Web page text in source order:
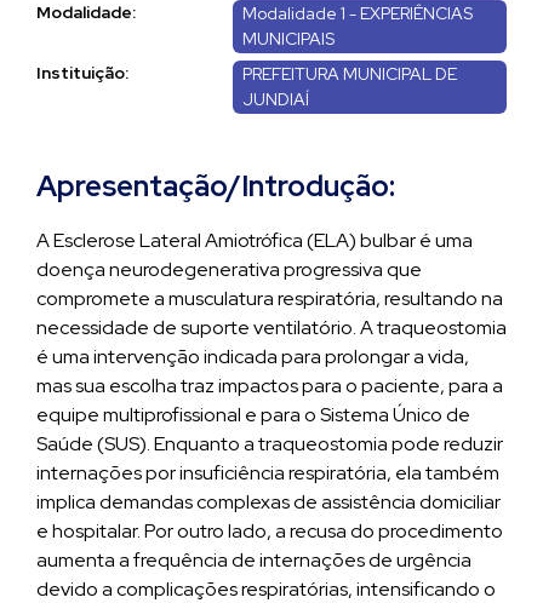
Modalidade:
Modalidade 1 - EXPERIÊNCIAS
MUNICIPAIS
Instituição:
PREFEITURA MUNICIPAL DE
JUNDIAÍ
Apresentação/Introdução:
A Esclerose Lateral Amiotrófica (ELA) bulbar é uma
doença neurodegenerativa progressiva que
compromete a musculatura respiratória, resultando na
necessidade de suporte ventilatório. A traqueostomia
é uma intervenção indicada para prolongar a vida,
mas sua escolha traz impactos para o paciente, para a
equipe multiprofissional e para o Sistema Único de
Saúde (SUS). Enquanto a traqueostomia pode reduzir
internações por insuficiência respiratória, ela também
implica demandas complexas de assistência domiciliar
e hospitalar. Por outro lado, a recusa do procedimento
aumenta a frequência de internações de urgência
devido a complicações respiratórias, intensificando o